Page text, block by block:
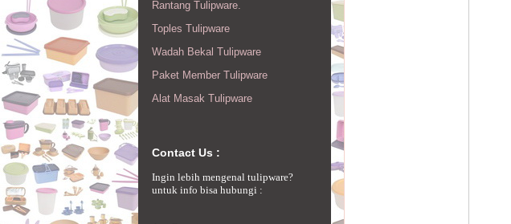
Rantang Tulipware.
Toples Tulipware
Wadah Bekal Tulipware
Paket Member Tulipware
Alat Masak Tulipware
Contact Us :
Ingin lebih mengenal tulipware?
untuk info bisa hubungi :